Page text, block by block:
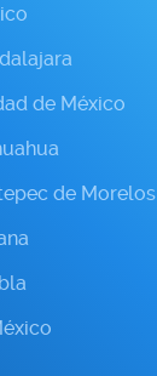
de México
de Morelos